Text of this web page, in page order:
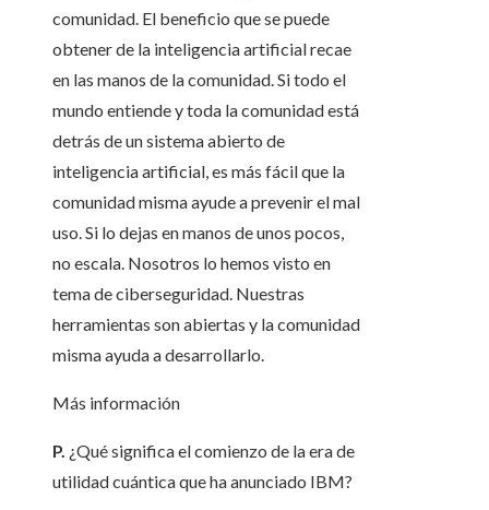
comunidad. El beneficio que se puede
obtener de la inteligencia artificial recae
en las manos de la comunidad. Si todo el
mundo entiende y toda la comunidad está
detrás de un sistema abierto de
inteligencia artificial, es más fácil que la
comunidad misma ayude a prevenir el mal
uso. Si lo dejas en manos de unos pocos,
no escala. Nosotros lo hemos visto en
tema de ciberseguridad. Nuestras
herramientas son abiertas y la comunidad
misma ayuda a desarrollarlo.
Más información
P. ¿Qué significa el comienzo de la era de
utilidad cuántica que ha anunciado IBM?